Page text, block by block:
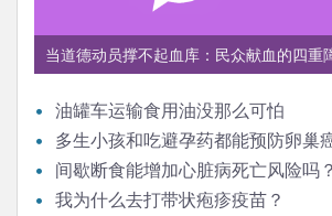
当道德动员撑不起血库：民众献血的四重
油罐车运输食用油没那么可怕
多生小孩和吃避孕药都能预防卵巢
间歇断食能增加心脏病死亡风险吗？
我为什么去打带状疱疹疫苗？